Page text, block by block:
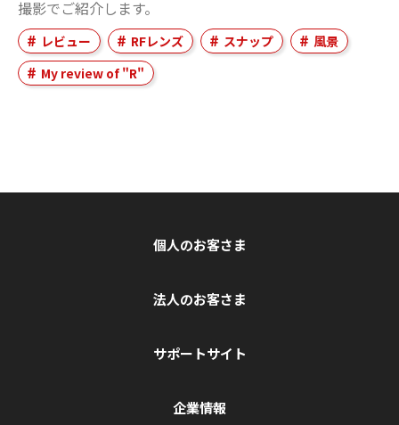
撮影でご紹介します。
レビュー RFレンズ スナップ
風景
My review of "R"
個人のお客さま
法人のお客さま
サポートサイト
企業情報